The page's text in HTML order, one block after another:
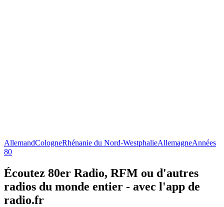
AllemandCologneRhénanie du Nord-WestphalieAllemagneAnnées
80
Écoutez 80er Radio, RFM ou d'autres
radios du monde entier - avec l'app de
radio.fr